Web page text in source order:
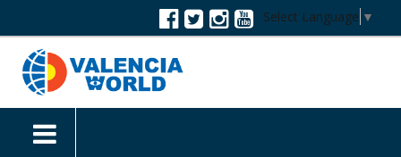
Select Language ▼